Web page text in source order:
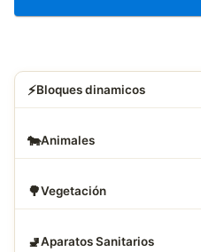
⚡Bloques dinamicos
🐄Animales
🌳Vegetación
🚽Aparatos Sanitarios